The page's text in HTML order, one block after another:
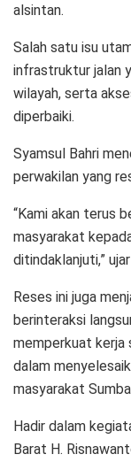
alsintan.
Salah satu isu
infrastruktur jalan
wilayah, serta
diperbaiki.
Syamsul Bahri
perwakilan yang
“Kami akan terus
masyarakat
ditindaklanjuti,”
Reses ini juga
berinteraksi
memperkuat
dalam
masyarakat
Hadir dalam
Barat H.